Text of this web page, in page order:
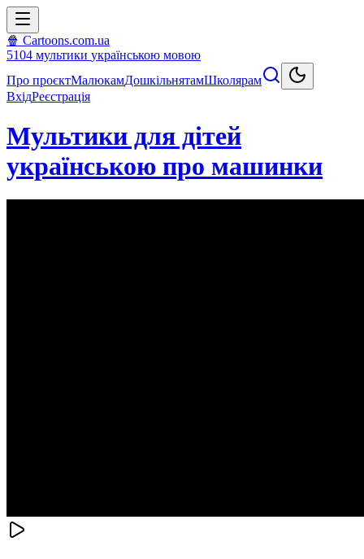
🍿 Cartoons.com.ua
5104 мультики українською мовою
Про проєктМалюкамДошкільнятамШколярам
ВхідРеєстрація
Мультики для дітей
українською про машинки